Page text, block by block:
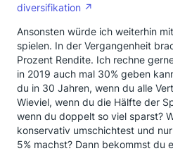
diversifikation
Ansonsten würde ich weiterhin
spielen. In der Vergangenheit
Prozent Rendite. Ich rechne
in 2019 auch mal 30% geben
du in 30 Jahren, wenn du alle
Wieviel, wenn du die Hälfte der
wenn du doppelt so viel sparst?
konservativ umschichtest und
5% machst? Dann bekommst du